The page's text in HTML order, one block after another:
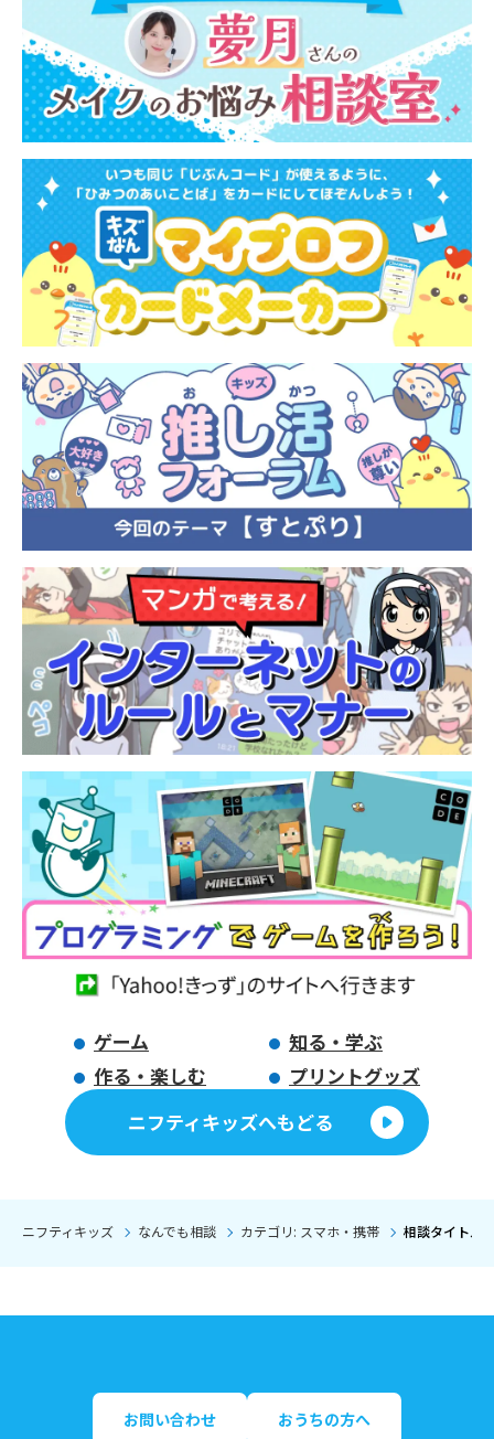
ゲーム
知る・学ぶ
作る・楽しむ
プリントグッズ
ニフティキッズへもどる
ニフティキッズ なんでも相談 カテゴリ: スマホ・携帯 相談タイトル:
お問い合わせ おうちの方へ